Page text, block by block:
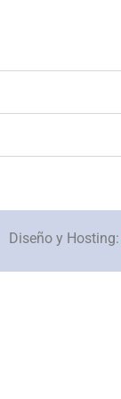
Diseño y Hosting: